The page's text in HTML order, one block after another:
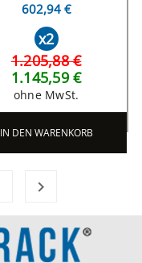
602,94 €
x2
1.205,88 €
1.145,59 €
ohne MwSt.
IN DEN WARENKORB
